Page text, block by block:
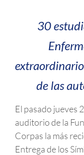
30
de las
El pasado jueves
auditorio de la
Corpas la más
Entrega de los